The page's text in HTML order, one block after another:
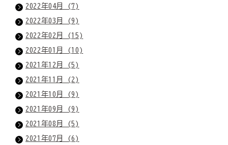
2022年04月 (7)
2022年03月 (9)
2022年02月 (15)
2022年01月 (10)
2021年12月 (5)
2021年11月 (2)
2021年10月 (9)
2021年09月 (9)
2021年08月 (5)
2021年07月 (6)